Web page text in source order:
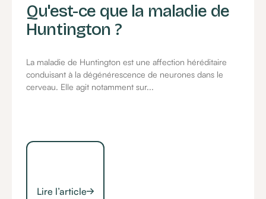
Qu'est-ce que la maladie de
Huntington ?
La maladie de Huntington est une affection héréditaire
conduisant à la dégénérescence de neurones dans le
cerveau. Elle agit notamment sur...
Lire l’article